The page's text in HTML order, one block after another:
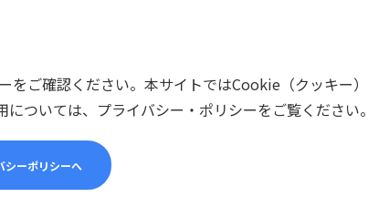
をご確認ください。本サイトではCookie（クッキー
ついては、プライバシー・ポリシーをご覧ください。
シーポリシーへ